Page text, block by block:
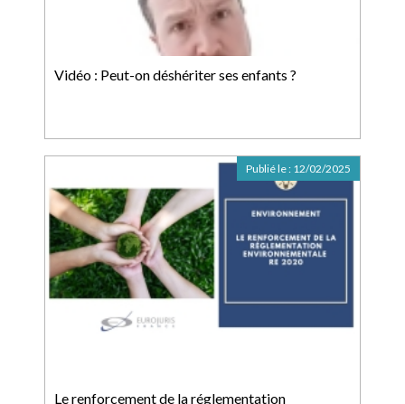
Vidéo : Peut-on déshériter ses enfants ?
Le renforcement de la réglementation
Publié le : 12/02/2025